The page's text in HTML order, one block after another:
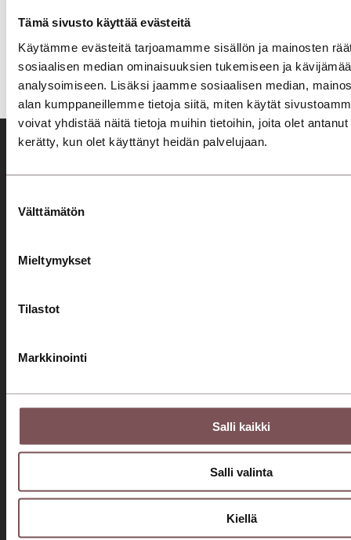
Tämä sivusto käyttää evästeitä
Käytämme evästeitä tarjoamamme sisällön ja mainosten
sosiaalisen median ominaisuuksien tukemiseen ja
analysoimiseen. Lisäksi jaamme sosiaalisen median,
alan kumppaneillemme tietoja siitä, miten käytät
voivat yhdistää näitä tietoja muihin tietoihin, joita olet
kerätty, kun olet käyttänyt heidän palvelujaan.
valinta
Välttämätön
Mieltymykset
Tilastot
Markkinointi
Salli kaikki
Salli valinta
Kiellä
Autohaku
Automyyjät